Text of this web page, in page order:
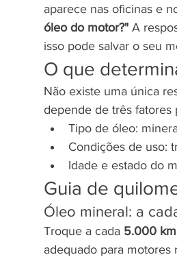
aparece nas oficinas e
óleo do motor?" A
isso pode salvar o seu
O que
Não existe uma única
depende de três fatores
Tipo de óleo:
Condições de uso:
Idade e estado do
Guia de
Óleo mineral: a
Troque a cada 5.000
adequado para motores